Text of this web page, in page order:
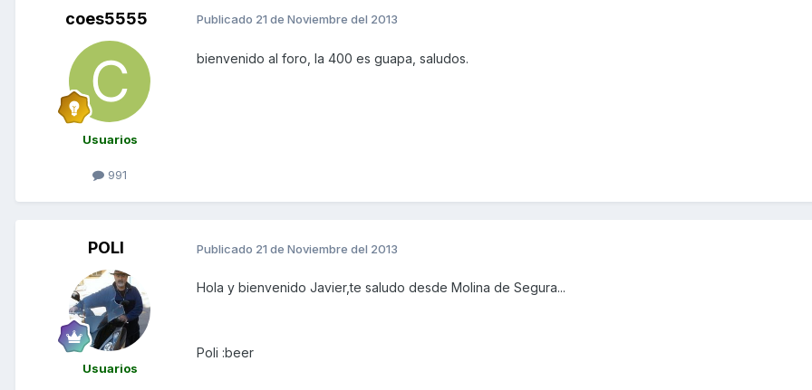
coes5555
Usuarios
991
Publicado 21 de Noviembre del 2013
bienvenido al foro, la 400 es guapa, saludos.
POLI
Usuarios
Publicado 21 de Noviembre del 2013
Hola y bienvenido Javier,te saludo desde Molina de Segura...
Poli :beer